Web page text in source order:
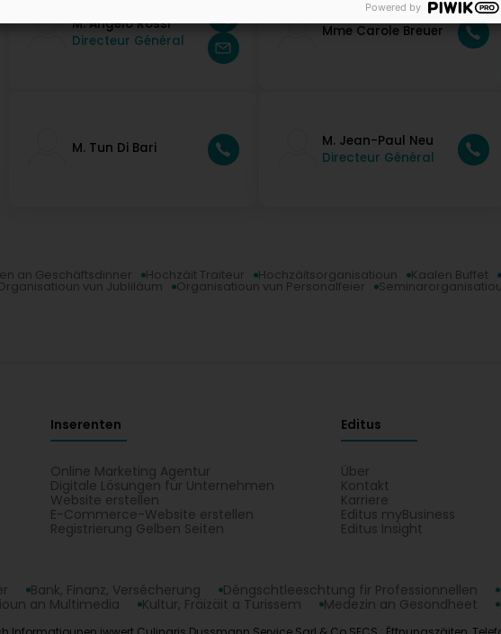
M. Angelo Rossi
Directeur Général
Mme Carole Breuer
M. Tun Di Bari
M. Jean-Paul Neu
Directeur Général
an Geschäftsdinner Hochzäit Traiteur Hochzäitsorganisatioun Kaalen Buffet
vun Jubliläum Organisatioun vun Personalfeier
Inserenten
Online Marketing Agentur
Digitale Lösungen für Unternehmen
Website erstellen
E-Commerce-Website erstellen
Registrierung Gelben Seiten
Editus
Über
Kontakt
Karriere
Editus myBusiness
Editus Insight
Bank, Finanz, Versécherung Déngschtleeschtung fir Professionnellen
an Multimedia Kultur, Fräizäit a Turissem Medezin an Gesondheet
Powered by